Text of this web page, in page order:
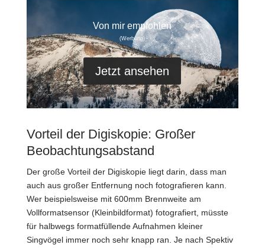
Von mir empfohlen
(Werbung)
Jetzt ansehen
Vorteil der Digiskopie: Großer
Beobachtungsabstand
Der große Vorteil der Digiskopie liegt darin, dass man
auch aus großer Entfernung noch fotografieren kann.
Wer beispielsweise mit 600mm Brennweite am
Vollformatsensor (Kleinbildformat) fotografiert, müsste
für halbwegs formatfüllende Aufnahmen kleiner
Singvögel immer noch sehr knapp ran. Je nach Spektiv